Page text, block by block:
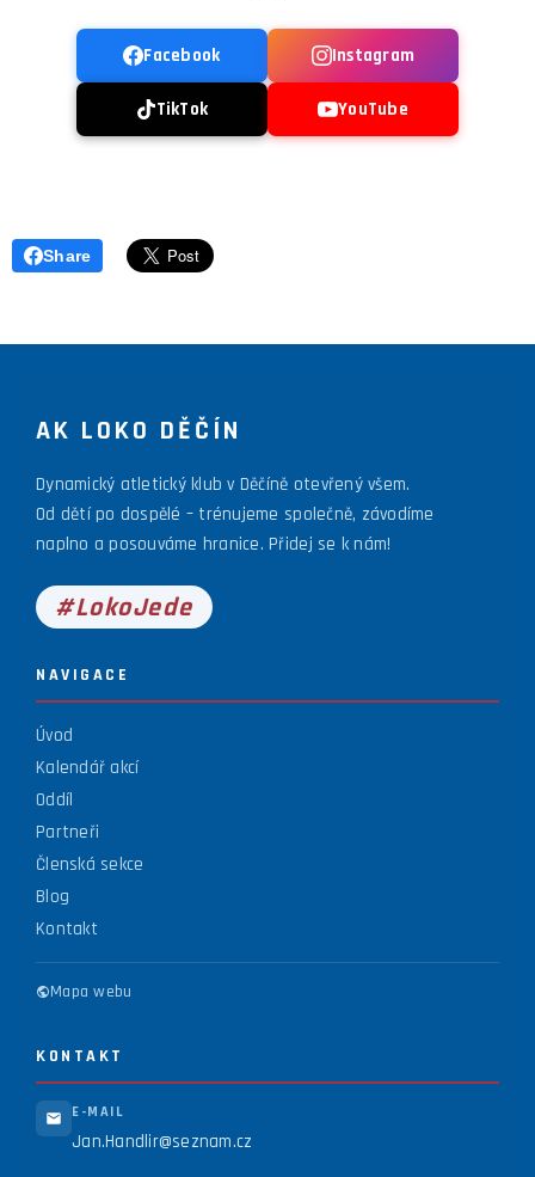
Facebook Instagram
TikTok YouTube
Share
AK LOKO DĚČÍN
Dynamický atletický klub v Děčíně otevřený všem.
Od dětí po dospělé – trénujeme společně, závodíme
naplno a posouváme hranice. Přidej se k nám!
#LokoJede
NAVIGACE
Úvod
Kalendář akcí
Oddíl
Partneři
Členská sekce
Blog
Kontakt
Mapa webu
KONTAKT
E-MAIL
Jan.Handlir@seznam.cz